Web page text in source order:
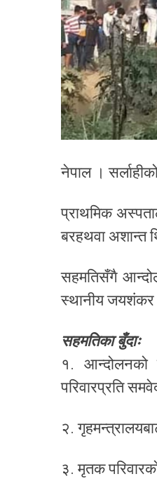
नेपाल ।
प्राथमिक
बरहथवा अशान्त
सहमतिसँगै
स्थानीय जयशंकर
सहमतिका बुँदाः
१. आन्दोलनको
परिवारप्रति
२.
३. मृतक